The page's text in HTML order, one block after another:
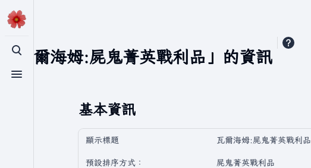
切換搜尋
切換選單
「瓦爾海姆:屍鬼菁英戰利品」的資訊
基本資訊
顯示標題 瓦爾海姆:屍鬼菁英戰利品
預設排序方式： 屍鬼菁英戰利品